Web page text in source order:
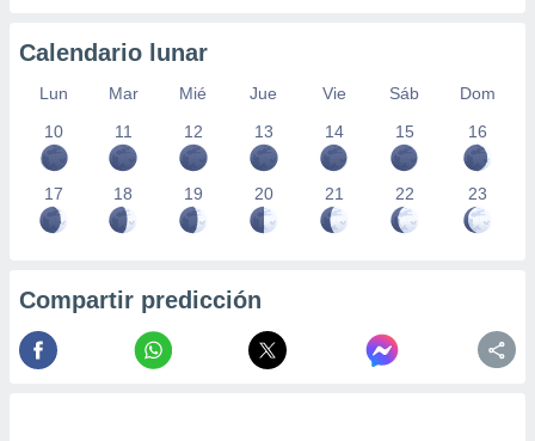
Calendario lunar
Lun Mar Mié Jue Vie Sáb
Dom
10
11 12 13 14 15 16
17 18 19 20 21 22 23
Compartir predicción